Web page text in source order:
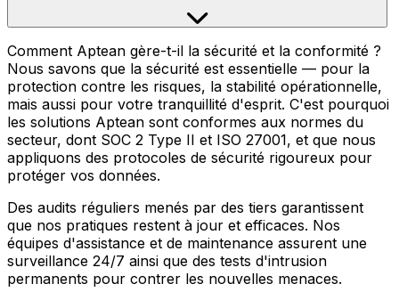
Comment Aptean gère-t-il la sécurité et la conformité ?
Nous savons que la sécurité est essentielle — pour la
protection contre les risques, la stabilité opérationnelle,
mais aussi pour votre tranquillité d'esprit. C'est pourquoi
les solutions Aptean sont conformes aux normes du
secteur, dont SOC 2 Type II et ISO 27001, et que nous
appliquons des protocoles de sécurité rigoureux pour
protéger vos données.
Des audits réguliers menés par des tiers garantissent
que nos pratiques restent à jour et efficaces. Nos
équipes d'assistance et de maintenance assurent une
surveillance 24/7 ainsi que des tests d'intrusion
permanents pour contrer les nouvelles menaces.